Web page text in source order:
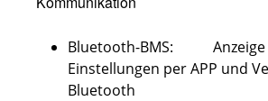
Bluetooth-BMS: Anzeige
Einstellungen per APP und
Bluetooth